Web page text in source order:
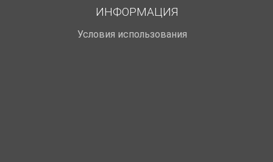
ИНФОРМАЦИЯ
Условия использования